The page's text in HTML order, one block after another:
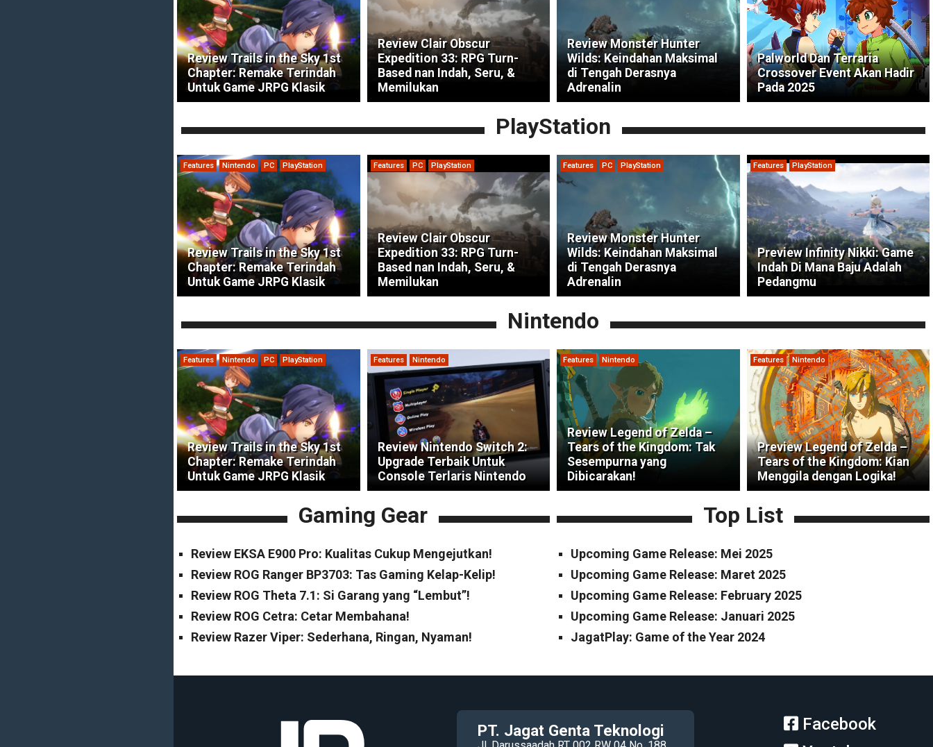
Review Trails in the Sky 1st
Chapter: Remake Terindah
Untuk Game JRPG Klasik
Review Clair Obscur
Expedition 33: RPG Turn-
Based nan Indah, Seru, &
Memilukan
Review Monster Hunter
Wilds: Keindahan Maksimal
di Tengah Derasnya
Adrenalin
Palworld Dan Terraria
Crossover Event Akan Hadir
Pada 2025
PlayStation
Features Nintendo PC PlayStation
Review Trails in the Sky 1st
Chapter: Remake Terindah
Untuk Game JRPG Klasik
Features PC PlayStation
Review Clair Obscur
Expedition 33: RPG Turn-
Based nan Indah, Seru, &
Memilukan
Features PC PlayStation
Review Monster Hunter
Wilds: Keindahan Maksimal
di Tengah Derasnya
Adrenalin
Features PlayStation
Preview Infinity Nikki: Game
Indah Di Mana Baju Adalah
Pedangmu
Nintendo
Features Nintendo PC PlayStation
Review Trails in the Sky 1st
Chapter: Remake Terindah
Untuk Game JRPG Klasik
Features Nintendo
Review Nintendo Switch 2:
Upgrade Terbaik Untuk
Console Terlaris Nintendo
Features Nintendo
Review Legend of Zelda –
Tears of the Kingdom: Tak
Sesempurna yang
Dibicarakan!
Features Nintendo
Preview Legend of Zelda –
Tears of the Kingdom: Kian
Menggila dengan Logika!
Gaming Gear
Review EKSA E900 Pro: Kualitas Cukup Mengejutkan!
Review ROG Ranger BP3703: Tas Gaming Kelap-Kelip!
Review ROG Theta 7.1: Si Garang yang “Lembut”!
Review ROG Cetra: Cetar Membahana!
Review Razer Viper: Sederhana, Ringan, Nyaman!
Top List
Upcoming Game Release: Mei 2025
Upcoming Game Release: Maret 2025
Upcoming Game Release: February 2025
Upcoming Game Release: Januari 2025
JagatPlay: Game of the Year 2024
PT. Jagat Genta Teknologi
Facebook